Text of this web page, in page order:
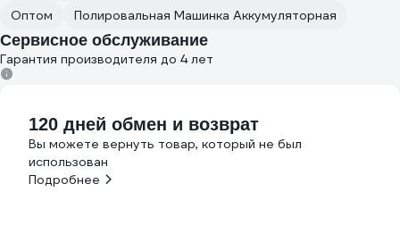
Оптом
Полировальная Машинка Аккумуляторная
Сервисное обслуживание
Гарантия производителя до 4 лет
120 дней обмен и возврат
Вы можете вернуть товар, который не был
использован
Подробнее